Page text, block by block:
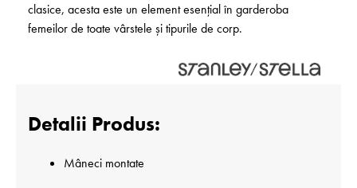
clasice, acesta este un element esențial în garderoba
femeilor de toate vârstele și tipurile de corp.
Detalii Produs:
Mâneci montate